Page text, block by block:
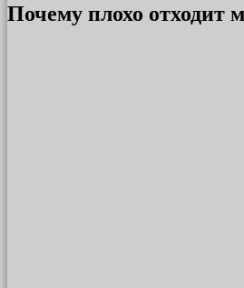
Почему плохо отходит